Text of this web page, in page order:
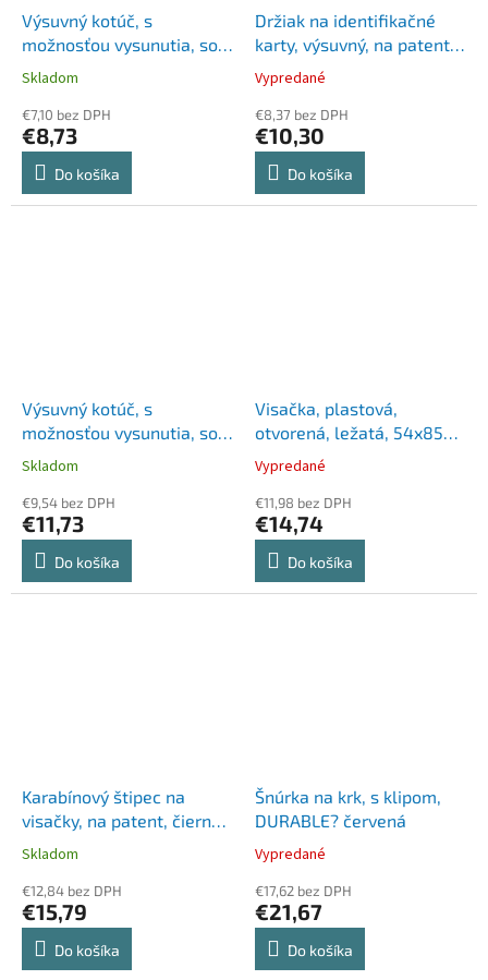
Výsuvný kotúč, s
možnosťou vysunutia, so
svorkou, DURABLE "Style",
Skladom
€7,10 bez DPH
€8,73
Do košíka
Držiak na identifikačné
karty, výsuvný, na patent,
s popruhom na zavesenie
na krk, DURABLE "Extra
Strong", čierna
Vypredané
€8,37 bez DPH
€10,30
Do košíka
Výsuvný kotúč, s
možnosťou vysunutia, so
svorkou, DURABLE "Extra
Skladom
€9,54 bez DPH
€11,73
Do košíka
Visačka, plastová,
otvorená, ležatá, 54x85
mm, DJOIS
Vypredané
€11,98 bez DPH
€14,74
Do košíka
Karabínový štipec na
visačky, na patent, čierna,
DJOIS
Skladom
€12,84 bez DPH
€15,79
Do košíka
Šnúrka na krk, s klipom,
DURABLE? červená
Vypredané
€17,62 bez DPH
€21,67
Do košíka